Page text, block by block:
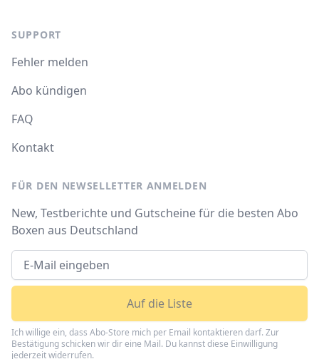
SUPPORT
Fehler melden
Abo kündigen
FAQ
Kontakt
FÜR DEN NEWSELLETTER ANMELDEN
New, Testberichte und Gutscheine für die besten Abo
Boxen aus Deutschland
Auf die Liste
Ich willige ein, dass Abo-Store mich per Email kontaktieren darf. Zur
Bestätigung schicken wir dir eine Mail. Du kannst diese Einwilligung
jederzeit widerrufen.